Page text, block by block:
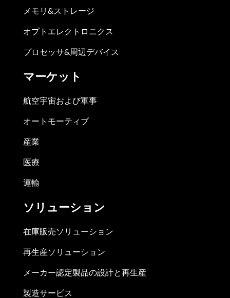
メモリ&ストレージ
オプトエレクトロニクス
プロセッサ&周辺デバイス
マーケット
航空宇宙および軍事
オートモーティブ
産業
医療
運輸
ソリューション
在庫販売ソリューション
再生産ソリューション
メーカー認定製品の設計と再生産
製造サービス